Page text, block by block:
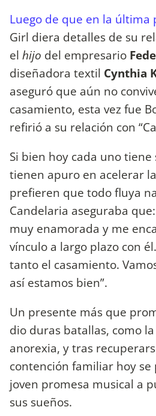
Luego de que en la última
Girl diera detalles de su
el hijo del empresario
diseñadora textil Cynthia
aseguró que aún no
casamiento, esta vez fue
refirió a su relación con
Si bien hoy cada uno tiene
tienen apuro en acelerar
prefieren que todo fluya
Candelaria aseguraba
muy enamorada y me
vínculo a largo plazo con
tanto el casamiento.
así estamos bien”.
Un presente más que
dio duras batallas, como
anorexia, y tras
contención familiar hoy se
joven promesa musical a
sus sueños.